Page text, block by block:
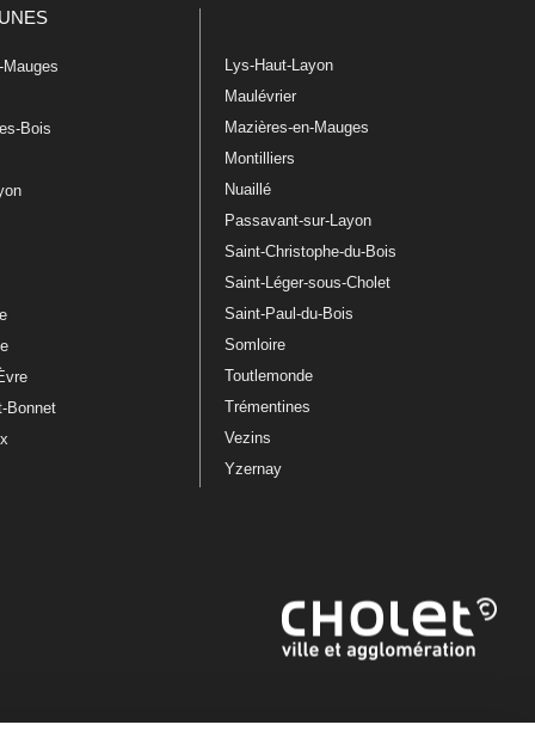
Bois
Bonnet
Lys-Haut-Layon
Maulévrier
Mazières-en-Mauges
Montilliers
Nuaillé
Passavant-sur-Layon
Saint-Christophe-du-Bois
Saint-Léger-sous-Cholet
Saint-Paul-du-Bois
Somloire
Toutlemonde
Trémentines
Vezins
Yzernay